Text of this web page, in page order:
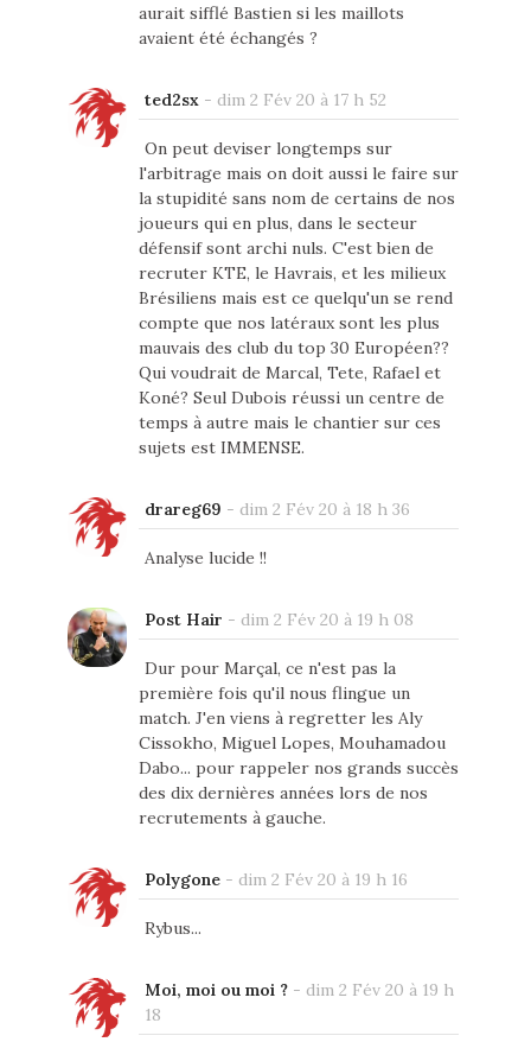
aurait sifflé Bastien si les maillots
avaient été échangés ?
ted2sx - dim 2 Fév 20 à 17 h 52
On peut deviser longtemps sur
l'arbitrage mais on doit aussi le faire sur
la stupidité sans nom de certains de nos
joueurs qui en plus, dans le secteur
défensif sont archi nuls. C'est bien de
recruter KTE, le Havrais, et les milieux
Brésiliens mais est ce quelqu'un se rend
compte que nos latéraux sont les plus
mauvais des club du top 30 Européen??
Qui voudrait de Marcal, Tete, Rafael et
Koné? Seul Dubois réussi un centre de
temps à autre mais le chantier sur ces
sujets est IMMENSE.
drareg69 - dim 2 Fév 20 à 18 h 36
Analyse lucide !!
Post Hair - dim 2 Fév 20 à 19 h 08
Dur pour Marçal, ce n'est pas la
première fois qu'il nous flingue un
match. J'en viens à regretter les Aly
Cissokho, Miguel Lopes, Mouhamadou
Dabo... pour rappeler nos grands succès
des dix dernières années lors de nos
recrutements à gauche.
Polygone- dim 2 Fév 20 à 19 h 16
Rybus...
Moi, moi ou moi ?- dim 2 Fév 20 à 19 h
18